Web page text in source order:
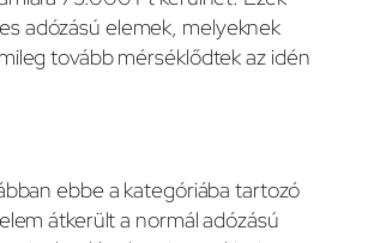
adózású elemek, melyeknek
tovább mérséklődtek az idén
ebbe a kategóriába tartozó
átkerült a normál adózású